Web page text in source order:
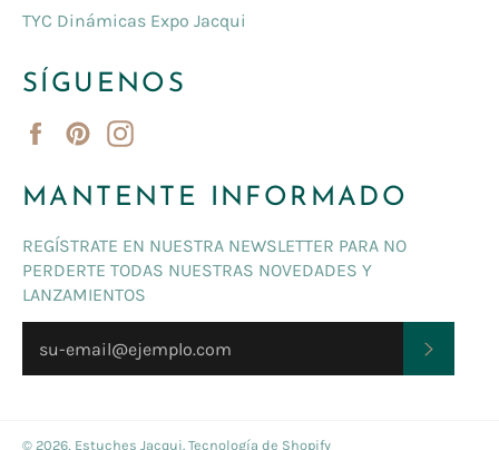
TYC Dinámicas Expo Jacqui
SÍGUENOS
FacebookPinterest
MANTENTE INFORMADO
REGÍSTRATE EN NUESTRA NEWSLETTER PARA NO
PERDERTE TODAS NUESTRAS NOVEDADES Y
LANZAMIENTOS
© 2026, Estuches Jacqui. Tecnología de Shopify